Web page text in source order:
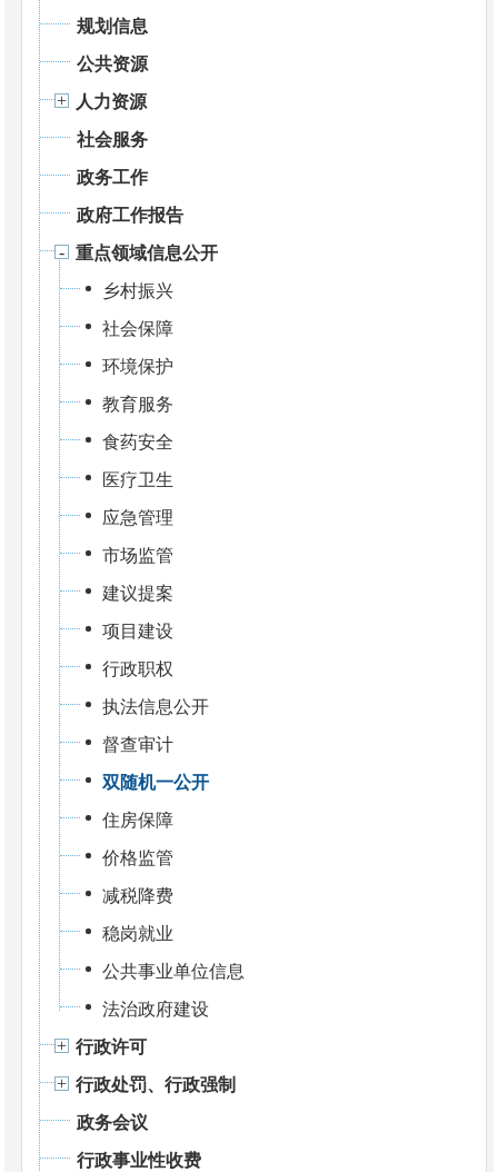
规划信息
公共资源
人力资源
社会服务
政务工作
政府工作报告
重点领域信息公开
乡村振兴
社会保障
环境保护
教育服务
食药安全
医疗卫生
应急管理
市场监管
建议提案
项目建设
行政职权
执法信息公开
督查审计
双随机一公开
住房保障
价格监管
减税降费
稳岗就业
公共事业单位信息
法治政府建设
行政许可
行政处罚、行政强制
政务会议
行政事业性收费